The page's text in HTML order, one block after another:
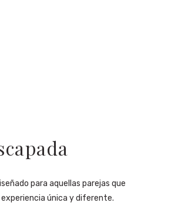
para aquellas parejas que
única y diferente.